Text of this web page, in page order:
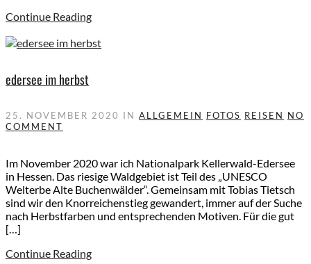
Continue Reading
edersee im herbst
25. NOVEMBER 2020 IN ALLGEMEIN FOTOS REISEN NO
COMMENT
Im November 2020 war ich Nationalpark Kellerwald-Edersee
in Hessen. Das riesige Waldgebiet ist Teil des „UNESCO
Welterbe Alte Buchenwälder“. Gemeinsam mit Tobias Tietsch
sind wir den Knorreichenstieg gewandert, immer auf der Suche
nach Herbstfarben und entsprechenden Motiven. Für die gut
[…]
Continue Reading